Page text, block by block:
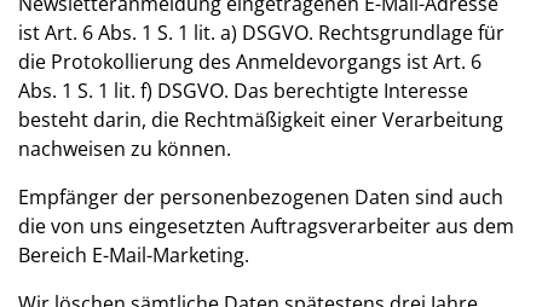
ist Art. 6 Abs. 1 S. 1 lit. a) DSGVO. Rechtsgrundlage für
die Protokollierung des Anmeldevorgangs ist Art. 6
Abs. 1 S. 1 lit. f) DSGVO. Das berechtigte Interesse
besteht darin, die Rechtmäßigkeit einer Verarbeitung
nachweisen zu können.
Empfänger der personenbezogenen Daten sind auch
die von uns eingesetzten Auftragsverarbeiter aus dem
Bereich E-Mail-Marketing.